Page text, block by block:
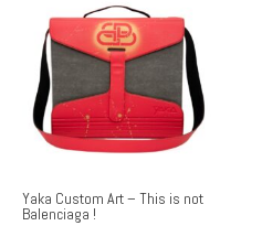
Yaka Custom Art – This is not
Balenciaga !